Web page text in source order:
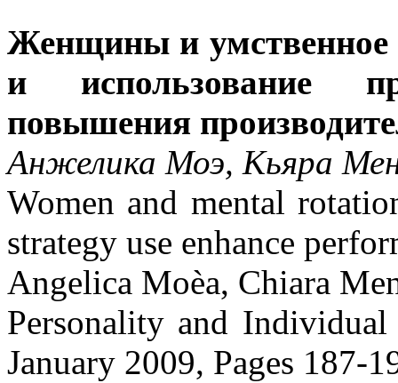
Женщины и умственное
и использование
повышения
Анжелика Моэ, Кьяра
Women and mental
strategy use enhance
Angelica Moèa, Chiara
Personality and
January 2009, Pages 187-